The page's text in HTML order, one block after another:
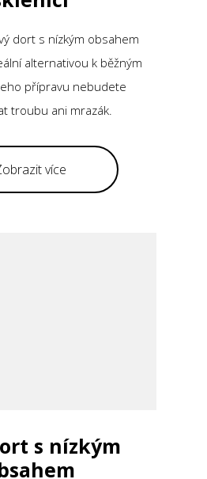
dort s nízkým obsahem
alternativou k běžným
přípravu nebudete
troubu ani mrazák.
více
s nízkým